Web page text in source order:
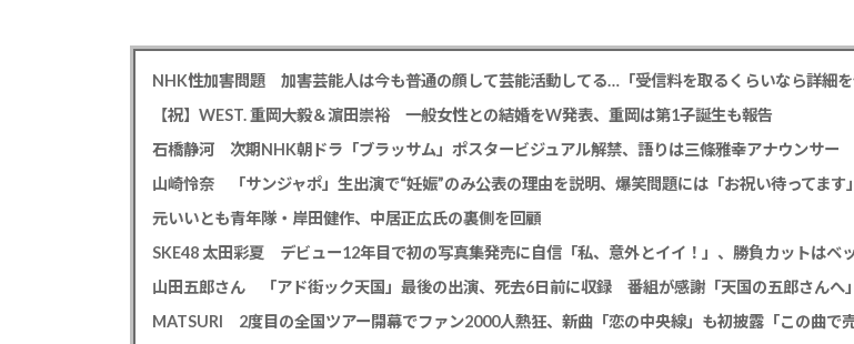
【祝】WEST. 重岡大毅＆濵田崇裕 一般女性との結婚をW発表、重岡は第1子誕生も報告
石橋静河 次期NHK朝ドラ「ブラッサム」ポスタービジュアル解禁、語りは三條雅幸アナウンサー
山崎怜奈 「サンジャポ」生出演で“妊娠”のみ公表の理由を説明、爆笑問題には「お祝い待ってます」
元いいとも青年隊・岸田健作、中居正広氏の裏側を回顧
山田五郎さん 「アド街ック天国」最後の出演、死去6日前に収録 番組が感謝「天国の五郎さんへ」